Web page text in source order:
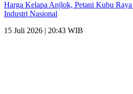
Harga Kelapa Anjlok, Petani Kubu
Industri Nasional
15 Juli 2026 | 20:43 WIB